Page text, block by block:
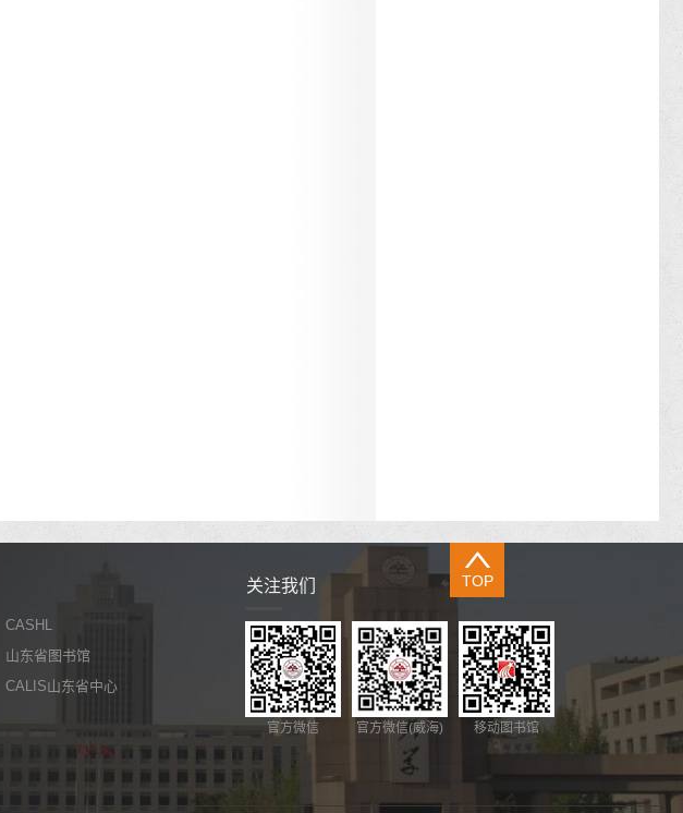
TOP
CASHL
山东省图书馆
CALIS山东省中心
关注我们
官方微信 官方微信(威海) 移动图书馆